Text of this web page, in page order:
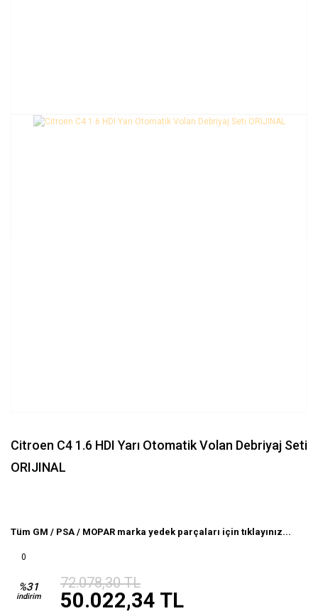
Citroen C4 1.6 HDI Yarı Otomatik Volan Debriyaj Seti
ORIJINAL
Tüm GM / PSA / MOPAR marka yedek parçaları için tıklayınız...
0
%31
indirim
72.078,30 TL
50.022,34 TL